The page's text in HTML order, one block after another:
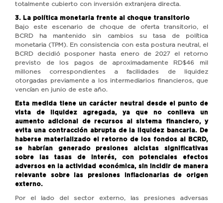
totalmente cubierto con inversión extranjera directa.
3. La política monetaria frente al choque transitorio
Bajo este escenario de choque de oferta transitorio, el
BCRD ha mantenido sin cambios su tasa de política
monetaria (TPM). En consistencia con esta postura neutral, el
BCRD decidió posponer hasta enero de 2027 el retorno
previsto de los pagos de aproximadamente RD$46 mil
millones correspondientes a facilidades de liquidez
otorgadas previamente a los intermediarios financieros, que
vencían en junio de este año.
Esta medida tiene un carácter neutral desde el punto de
vista de liquidez agregada, ya que no conlleva un
aumento adicional de recursos al sistema financiero, y
evita una contracción abrupta de la liquidez bancaria. De
haberse materializado el retorno de los fondos al BCRD,
se habrían generado presiones alcistas significativas
sobre las tasas de interés, con potenciales efectos
adversos en la actividad económica, sin incidir de manera
relevante sobre las presiones inflacionarias de origen
externo.
Por el lado del sector externo, las presiones adversas